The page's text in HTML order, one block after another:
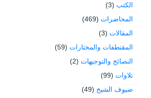
الكتب (3)
المحاضرات (469)
المقالات (3)
المقتطفات والمختارات (59)
النصائح والتوجيهات (2)
تلاوات (99)
ضيوف الشيخ (49)